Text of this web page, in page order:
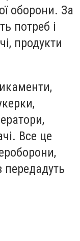
оборони. За
потреб і
продукти
Все це
передадуть